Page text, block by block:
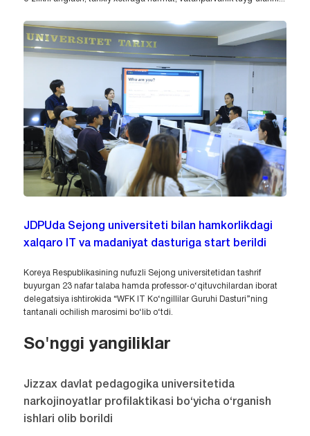
JDPUda Sejong universiteti bilan hamkorlikdagi
xalqaro IT va madaniyat dasturiga start berildi
Koreya Respublikasining nufuzli Sejong universitetidan tashrif
buyurgan 23 nafar talaba hamda professor-o‘qituvchilardan iborat
delegatsiya ishtirokida “WFK IT Ko‘ngillilar Guruhi Dasturi”ning
tantanali ochilish marosimi bo‘lib o‘tdi.
So'nggi yangiliklar
Jizzax davlat pedagogika universitetida
narkojinoyatlar profilaktikasi bo‘yicha o‘rganish
ishlari olib borildi